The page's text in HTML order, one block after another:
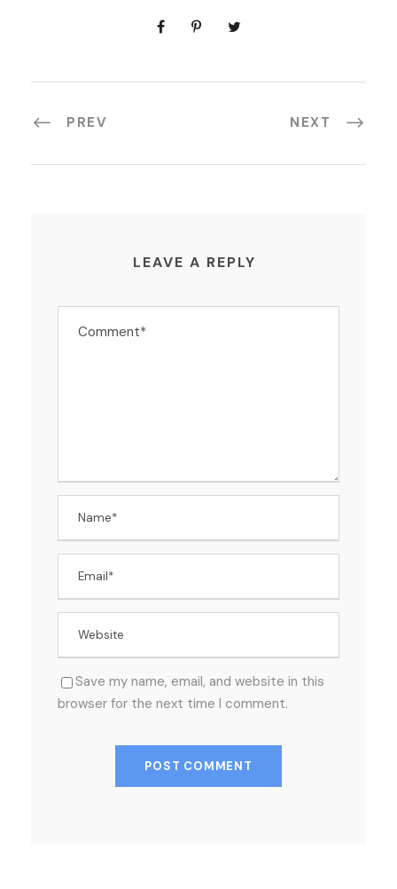
PREV NEXT
LEAVE A REPLY
Save my name, email, and website in this
browser for the next time I comment.